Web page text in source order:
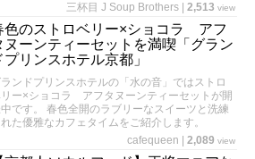
三杯目 J Soup Brothers
2,513 view
色のストロベリー×ショコラ アフ
ヌーンティーセットを満喫「グラン
プリンスホテル京都」
ンドプリンスホテルの「水の音」ではストロ
ー×ショコラ アフタヌーンティーセットが開
です。 春色全開のラブリーなスイーツと洗練
た優雅なカフェタイムをご紹介します。
cafequeen
2,089 view